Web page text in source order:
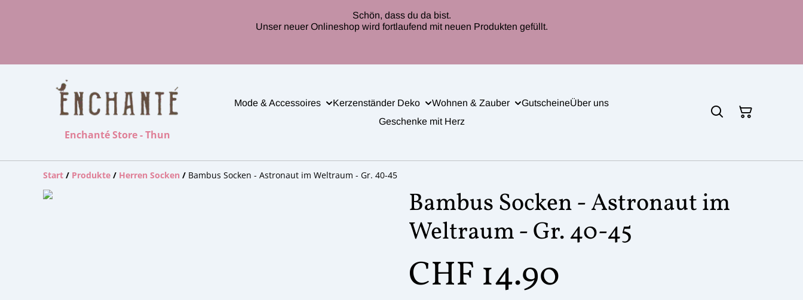
Schön, dass du da bist.
Unser neuer Onlineshop wird fortlaufend mit neuen Produkten gefüllt.
Enchanté Store - Thun
Mode & Accessoires Kerzenständer Deko Wohnen & Zauber GutscheineÜber uns
Geschenke mit Herz
Start / Produkte / Herren Socken / Bambus Socken - Astronaut im Weltraum - Gr. 40-45
Bambus Socken - Astronaut im
Weltraum - Gr. 40-45
CHF 14.90